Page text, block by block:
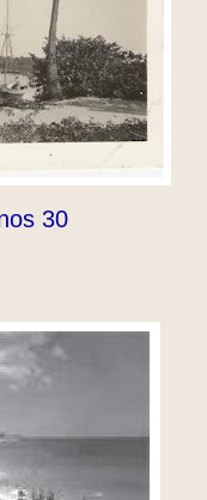
30